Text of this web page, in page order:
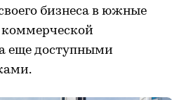
бизнеса в южные
еще доступными